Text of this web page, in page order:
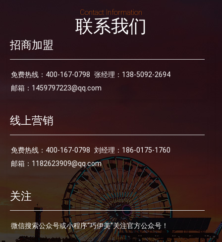
Contact Information
联系我们
招商加盟
免费热线：400-167-0798 张经理：138-5092-2694
邮箱：1459797223@qq.com
线上营销
免费热线：400-167-0798 刘经理：186-0175-1760
邮箱：1182623909@qq.com
关注
微信搜索公众号或小程序“巧伊美”关注官方公众号！